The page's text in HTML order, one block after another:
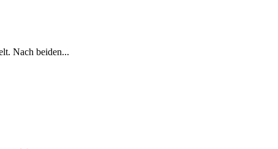
Nach beiden...